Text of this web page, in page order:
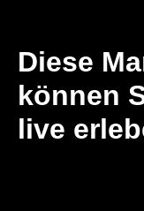
Diese
können
live